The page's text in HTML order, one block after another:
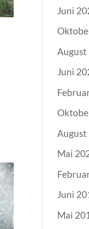
Juni
August
Juni
August
Mai
Juni
Mai